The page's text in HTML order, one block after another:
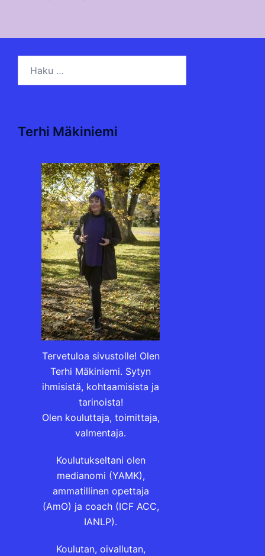
Terhi Mäkiniemi
Tervetuloa sivustolle! Olen
Terhi Mäkiniemi. Sytyn
ihmisistä, kohtaamisista ja
tarinoista!
Olen kouluttaja, toimittaja,
valmentaja.
Koulutukseltani olen
medianomi (YAMK),
ammatillinen opettaja
(AmO) ja coach (ICF ACC,
IANLP).
Koulutan, oivallutan,